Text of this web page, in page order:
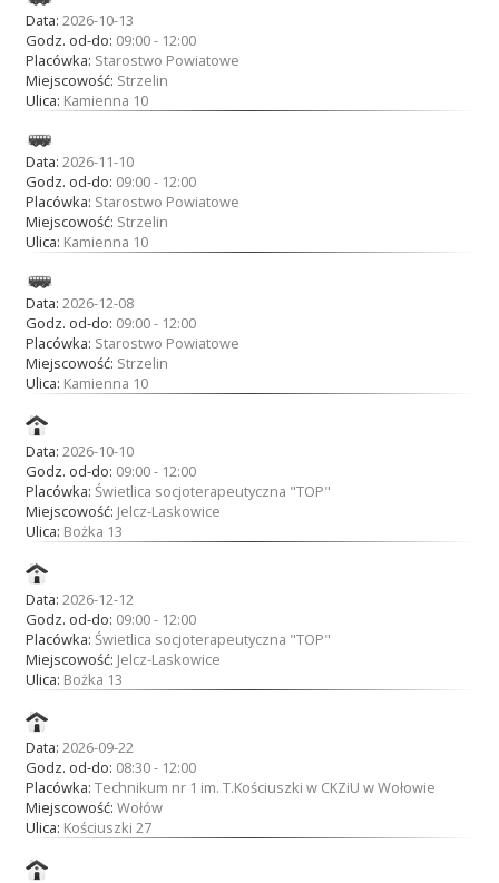
Data: 2026-10-13
Godz. od-do: 09:00 - 12:00
Placówka: Starostwo Powiatowe
Miejscowość: Strzelin
Ulica: Kamienna 10
Data: 2026-11-10
Godz. od-do: 09:00 - 12:00
Placówka: Starostwo Powiatowe
Miejscowość: Strzelin
Ulica: Kamienna 10
Data: 2026-12-08
Godz. od-do: 09:00 - 12:00
Placówka: Starostwo Powiatowe
Miejscowość: Strzelin
Ulica: Kamienna 10
Data: 2026-10-10
Godz. od-do: 09:00 - 12:00
Placówka: Świetlica socjoterapeutyczna "TOP"
Miejscowość: Jelcz-Laskowice
Ulica: Bożka 13
Data: 2026-12-12
Godz. od-do: 09:00 - 12:00
Placówka: Świetlica socjoterapeutyczna "TOP"
Miejscowość: Jelcz-Laskowice
Ulica: Bożka 13
Data: 2026-09-22
Godz. od-do: 08:30 - 12:00
Placówka: Technikum nr 1 im. T.Kościuszki w CKZiU w Wołowie
Miejscowość: Wołów
Ulica: Kościuszki 27